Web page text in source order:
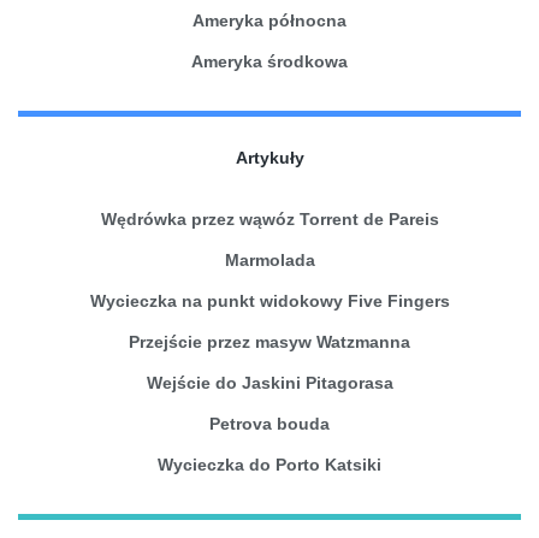
Ameryka północna
Ameryka środkowa
Artykuły
Wędrówka przez wąwóz Torrent de Pareis
Marmolada
Wycieczka na punkt widokowy Five Fingers
Przejście przez masyw Watzmanna
Wejście do Jaskini Pitagorasa
Petrova bouda
Wycieczka do Porto Katsiki